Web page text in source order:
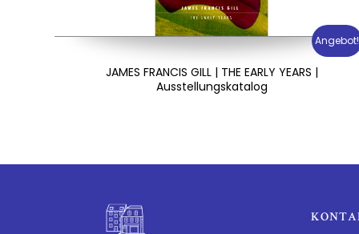
JAMES FRANCIS GILL | THE EARLY YEARS |
Ausstellungskatalog
Angebot!